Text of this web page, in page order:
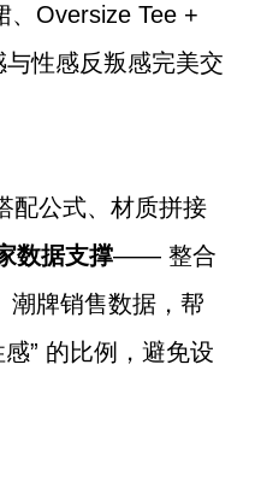
、Oversize Tee +
性感反叛感完美交
配公式、材质拼接
数据支撑—— 整合
潮牌销售数据，帮
” 的比例，避免设